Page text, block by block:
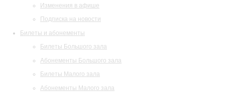
Изменения в афише
Подписка на новости
Билеты и абонементы
Билеты Большого зала
Абонементы Большого зала
Билеты Малого зала
Абонементы Малого зала